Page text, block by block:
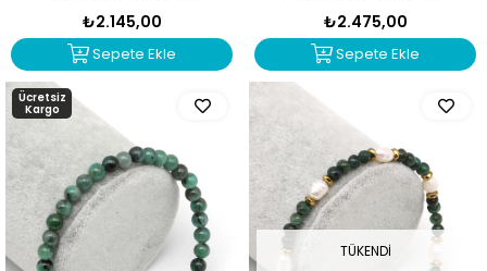
₺2.145,00
Sepete Ekle
₺2.475,00
Sepete Ekle
Ücretsiz
Kargo
TÜKENDI